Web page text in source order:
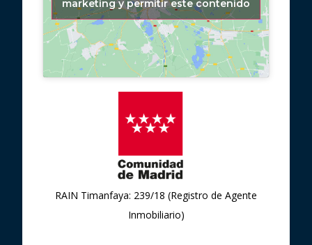
marketing y permitir este contenido
RAIN Timanfaya: 239/18 (Registro de Agente
Inmobiliario)